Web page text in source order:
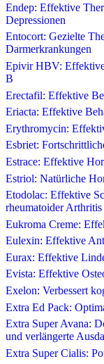
Endep: Effektive
Depressionen
Entocort: Gezielte
Darmerkrankungen
Epivir HBV:
B
Erectafil: Effektive
Eriacta: Effektive
Erythromycin:
Esbriet:
Estrace: Effektive
Estriol: Natürliche
Etodolac: Effektive
rheumatoider Arthritis
Eukroma Creme:
Eulexin: Effektive
Eurax: Effektive
Evista: Effektive
Exelon: Verbessert
Extra Ed Pack:
Extra Super Avana:
und verlängerte
Extra Super Cialis: